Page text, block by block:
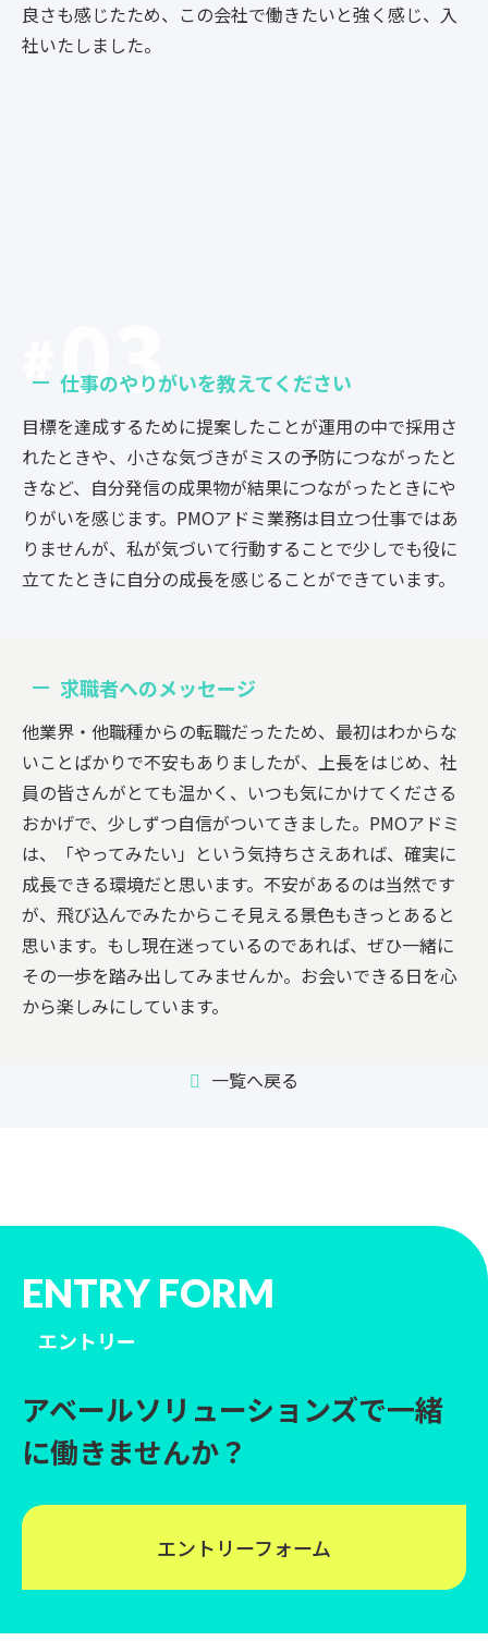
良さも感じたため、この会社で働きたいと強く感じ、入
社いたしました。
03
仕事のやりがいを教えてください
目標を達成するために提案したことが運用の中で採用さ
れたときや、小さな気づきがミスの予防につながったと
きなど、自分発信の成果物が結果につながったときにや
りがいを感じます。 PMOアドミ業務は目立つ仕事ではあ
りませんが、私が気づいて行動することで少しでも役に
立てたときに自分の成長を感じることができています。
求職者へのメッセージ
他業界・他職種からの転職だったため、最初はわからな
いことばかりで不安もありましたが、上長をはじめ、社
員の皆さんがとても温かく、いつも気にかけてくださる
おかげで、少しずつ自信がついてきました。 PMOアドミ
は、「やってみたい」という気持ちさえあれば、確実に
成長できる環境だと思います。 不安があるのは当然です
が、飛び込んでみたからこそ見える景色もきっとあると
思います。 もし現在迷っているのであれば、ぜひ一緒に
その一歩を踏み出してみませんか。 お会いできる日を心
から楽しみにしています。
一覧へ戻る
ENTRY FORM
エントリー
アベールソリューションズで一緒
に働きませんか？
エントリーフォーム